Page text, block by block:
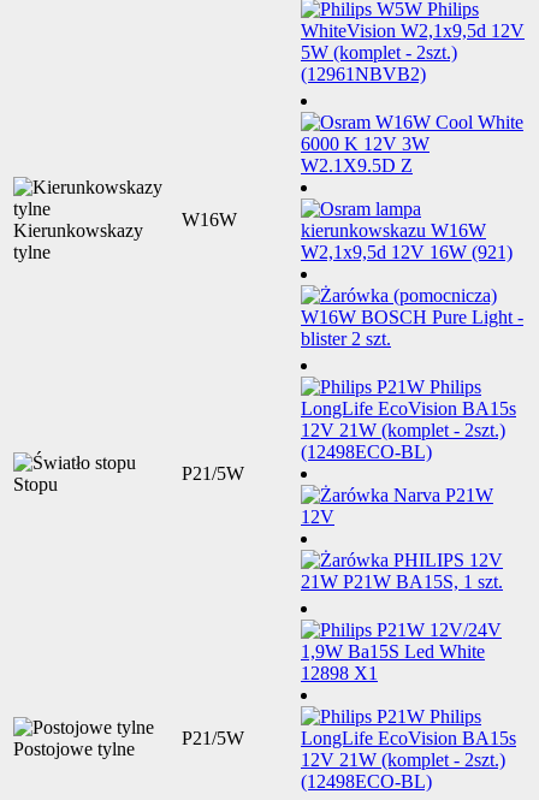
Kierunkowskazy
tylne
W16W
Stopu
P21/5W
Postojowe tylne
P21/5W